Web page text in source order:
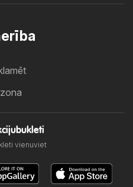
vienuviet